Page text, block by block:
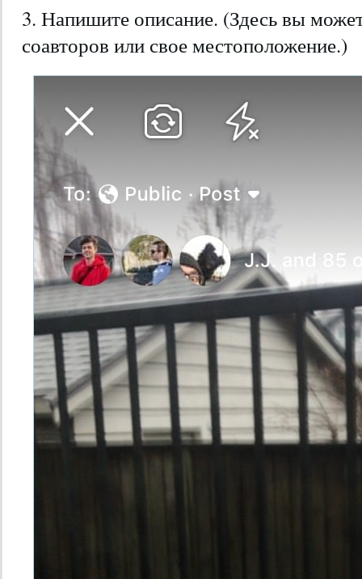
3. Напишите описание. (Здесь вы
соавторов или свое местоположение.)